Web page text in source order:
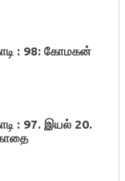
: 98: கோமகன்
: 97. இயல் 20.